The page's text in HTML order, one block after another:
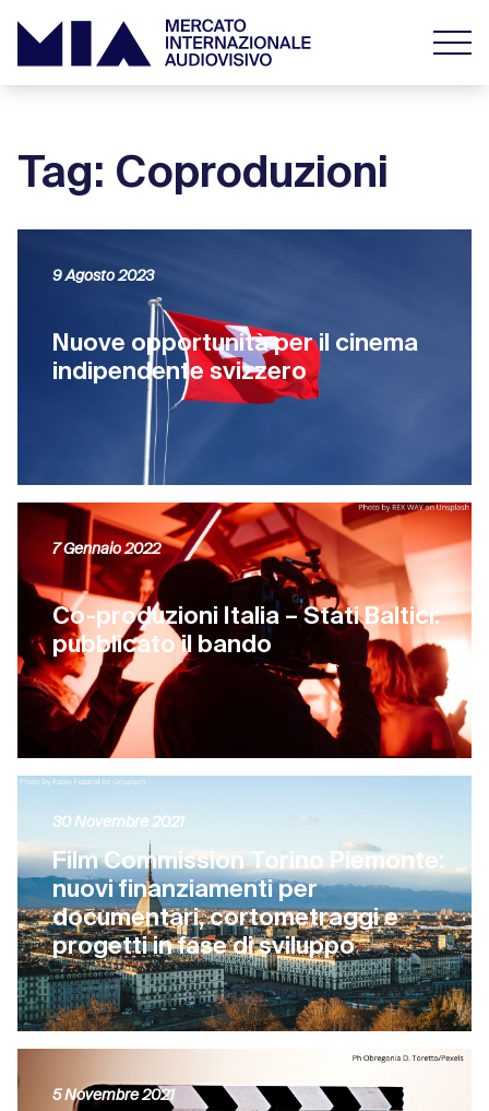
Tag: Coproduzioni
Nuove opportunità per il cinema
indipendente svizzero
9 Agosto 2023
Co-produzioni Italia – Stati Baltici:
pubblicato il bando
7 Gennaio 2022
Film Commission Torino Piemonte:
nuovi finanziamenti per
documentari, cortometraggi e
progetti in fase di sviluppo
30 Novembre 2021
5 Novembre 2021